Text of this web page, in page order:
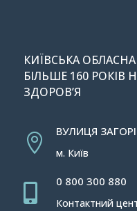
КИЇВСЬКА ОБЛАСНА
БІЛЬШЕ 160
ЗДОРОВ’Я

ВУЛИЦЯ
м. Київ

0 800 300 880
Контактний